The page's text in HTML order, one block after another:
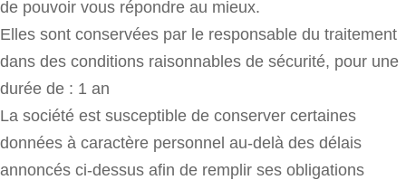
de pouvoir vous répondre au mieux.
Elles sont conservées par le responsable du traitement
dans des conditions raisonnables de sécurité, pour une
durée de : 1 an
La société est susceptible de conserver certaines
données à caractère personnel au-delà des délais
annoncés ci-dessus afin de remplir ses obligations